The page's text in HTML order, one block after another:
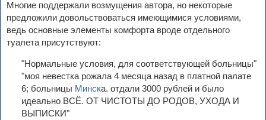
Многие поддержали возмущения автора, но некоторые
предложили довольствоваться имеющимися условиями,
ведь основные элементы комфорта вроде отдельного
туалета присутствуют:
"Нормальные условия, для соответствующей больницы"
"моя невестка рожала 4 месяца назад в платной палате
6; больницы Минска. отдали 3000 рублей и было
идеально ВСЁ. ОТ ЧИСТОТЫ ДО РОДОВ, УХОДА И
ВЫПИСКИ"